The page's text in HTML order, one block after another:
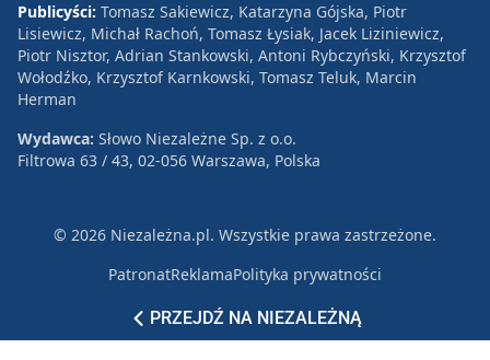
PRZEJDŹ NA NIEZALEŻNĄ
Publicyści: Tomasz Sakiewicz, Katarzyna Gójska, Piotr
Lisiewicz, Michał Rachoń, Tomasz Łysiak, Jacek Liziniewicz,
Piotr Nisztor, Adrian Stankowski, Antoni Rybczyński, Krzysztof
Wołodźko, Krzysztof Karnkowski, Tomasz Teluk, Marcin
Herman
Wydawca: Słowo Niezależne Sp. z o.o.
Filtrowa 63 / 43, 02-056 Warszawa, Polska
© 2026 Niezależna.pl. Wszystkie prawa zastrzeżone.
PatronatReklamaPolityka prywatności